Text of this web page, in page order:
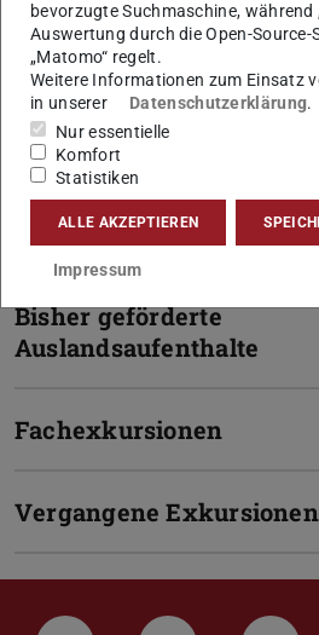
Ehemalige Preisträger
Auslandsförderung
Bewerbung für das
Auslandsförderung
Bisher geförderte
Auslandsaufenthalte
Fachexkursionen
Vergangene Exkursionen
bevorzugte Suchmaschine, während
Auswertung durch die Open-
„Matomo“ regelt.
Weitere Informationen zum Einsatz
in unserer
Datenschutzerklärung.
Nur essentielle
Komfort
Statistiken
ALLE AKZEPTIEREN
Impressum